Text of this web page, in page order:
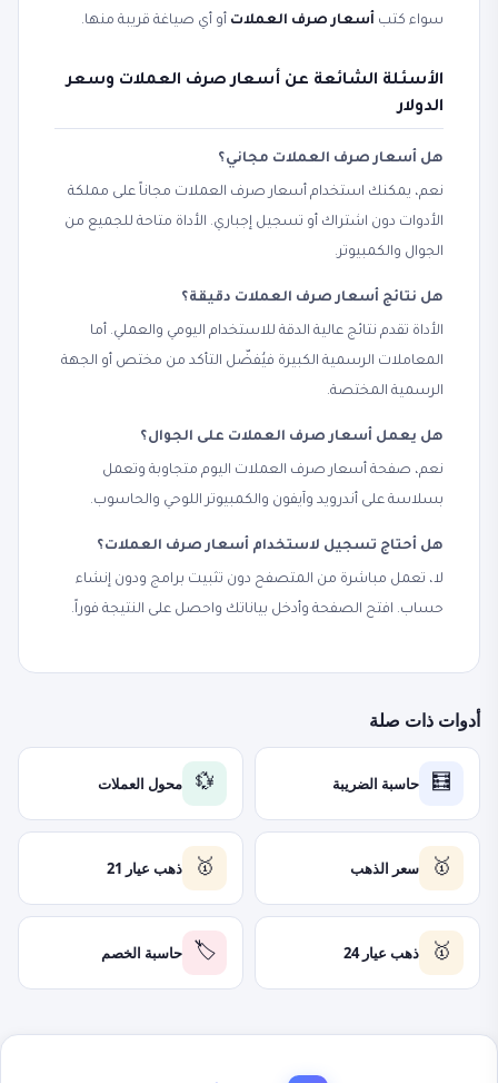
سواء كتب أسعار صرف العملات أو أي صياغة قريبة منها.
الأسئلة الشائعة عن أسعار صرف العملات وسعر
الدولار
هل أسعار صرف العملات مجاني؟
نعم، يمكنك استخدام أسعار صرف العملات مجاناً على مملكة
الأدوات دون اشتراك أو تسجيل إجباري. الأداة متاحة للجميع من
الجوال والكمبيوتر.
هل نتائج أسعار صرف العملات دقيقة؟
الأداة تقدم نتائج عالية الدقة للاستخدام اليومي والعملي. أما
المعاملات الرسمية الكبيرة فيُفضّل التأكد من مختص أو الجهة
الرسمية المختصة.
هل يعمل أسعار صرف العملات على الجوال؟
نعم، صفحة أسعار صرف العملات اليوم متجاوبة وتعمل
بسلاسة على أندرويد وآيفون والكمبيوتر اللوحي والحاسوب.
هل أحتاج تسجيل لاستخدام أسعار صرف العملات؟
لا، تعمل مباشرة من المتصفح دون تثبيت برامج ودون إنشاء
حساب. افتح الصفحة وأدخل بياناتك واحصل على النتيجة فوراً.
أدوات ذات صلة
🧮 حاسبة الضريبة 💱 محول العملات
🥇 سعر الذهب 🥇 ذهب عيار 21
🥇 ذهب عيار 24 🏷️ حاسبة الخصم